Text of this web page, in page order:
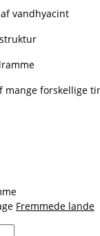
vandhyacint
mange forskellige
Fremmede lande